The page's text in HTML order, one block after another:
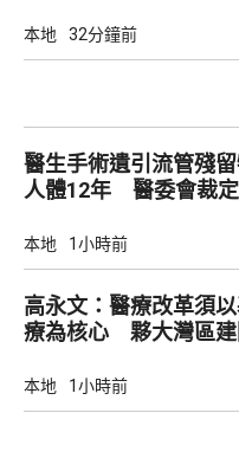
本地 32分鐘前
醫生手術遺引流管殘
人體12年 醫委會裁
本地 1小時前
高永文：醫療改革須
療為核心 夥大灣區建
本地 1小時前